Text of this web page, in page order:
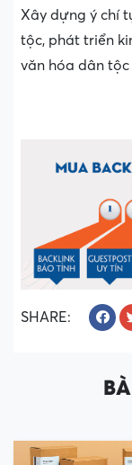
Xây dựng ý chí
tộc, phát triển
văn hóa dân
SHARE: